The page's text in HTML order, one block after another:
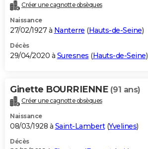
Créer une cagnotte obsèques
Naissance
27/02/1927 à Nanterre (Hauts-de-Seine)
Décès
29/04/2020 à Suresnes (Hauts-de-Seine)
Ginette BOURRIENNE (91 ans)
Créer une cagnotte obsèques
Naissance
08/03/1928 à Saint-Lambert(Yvelines)
Décès